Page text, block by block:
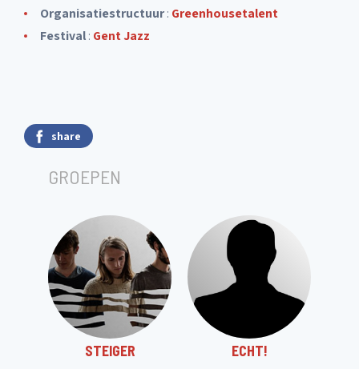
Organisatiestructuur: Greenhousetalent
Festival: Gent Jazz
share
GROEPEN
STEIGER ECHT!